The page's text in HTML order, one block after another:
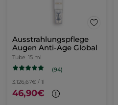
Ausstrahlungspflege
Augen Anti-Age Global
Tube 15 ml
(94)
3.126,67€ / 1l
46,90€